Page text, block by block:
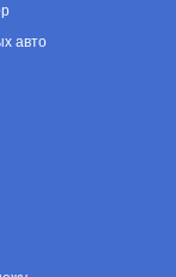
авто